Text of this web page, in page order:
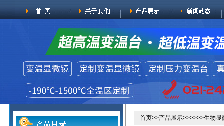
首页>>产品展示>>>>>>生物显